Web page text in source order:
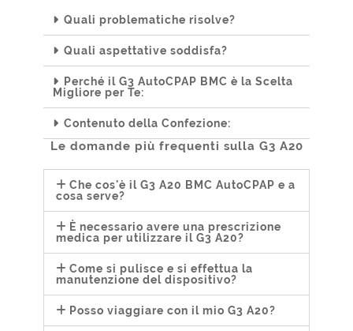
Quali problematiche risolve?
Quali aspettative soddisfa?
Perché il G3 AutoCPAP BMC è la Scelta
Migliore per Te:
Contenuto della Confezione:
Le domande più frequenti sulla G3 A20
Che cos'è il G3 A20 BMC AutoCPAP e a
cosa serve?
È necessario avere una prescrizione
medica per utilizzare il G3 A20?
Come si pulisce e si effettua la
manutenzione del dispositivo?
Posso viaggiare con il mio G3 A20?